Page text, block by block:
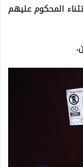
المحكوم عليهم